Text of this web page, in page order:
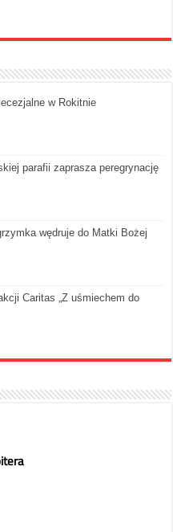
w Rokitnie
parafii zaprasza peregrynację
wędruje do Matki Bożej
Caritas „Z uśmiechem do